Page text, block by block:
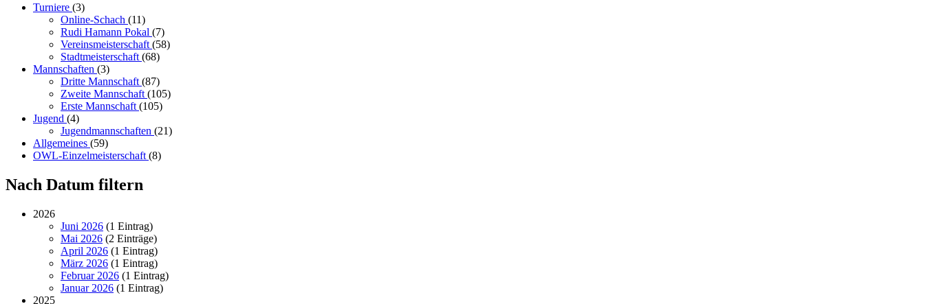
Turniere (3)
Online-Schach (11)
Rudi Hamann Pokal (7)
Vereinsmeisterschaft (58)
Stadtmeisterschaft (68)
Mannschaften (3)
Dritte Mannschaft (87)
Zweite Mannschaft (105)
Erste Mannschaft (105)
Jugend (4)
Jugendmannschaften (21)
Allgemeines (59)
OWL-Einzelmeisterschaft (8)
Nach Datum filtern
2026
Juni 2026 (1 Eintrag)
Mai 2026 (2 Einträge)
April 2026 (1 Eintrag)
März 2026 (1 Eintrag)
Februar 2026 (1 Eintrag)
Januar 2026 (1 Eintrag)
2025